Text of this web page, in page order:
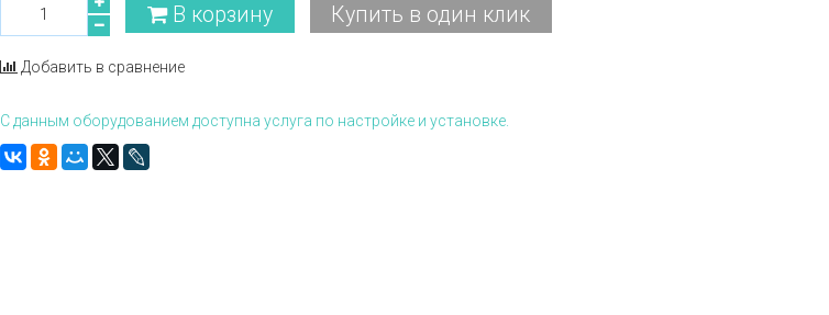
В корзину Купить в один клик
Добавить в сравнение
С данным оборудованием доступна услуга по настройке и установке.